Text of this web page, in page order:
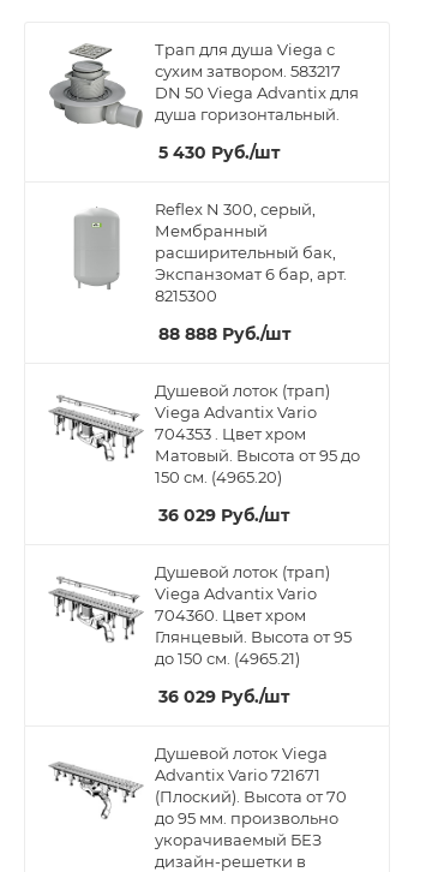
Трап для душа Viega с
сухим затвором. 583217
DN 50 Viega Advantix для
душа горизонтальный.
5 430 Руб./шт
Reflex N 300, серый,
Мембранный
расширительный бак,
Экспанзомат 6 бар, арт.
8215300
88 888 Руб./шт
Душевой лоток (трап)
Viega Advantix Vario
704353 . Цвет хром
Матовый. Высота от 95 до
150 см. (4965.20)
36 029 Руб./шт
Душевой лоток (трап)
Viega Advantix Vario
704360. Цвет хром
Глянцевый. Высота от 95
до 150 см. (4965.21)
36 029 Руб./шт
Душевой лоток Viega
Advantix Vario 721671
(Плоский). Высота от 70
до 95 мм. произвольно
укорачиваемый БЕЗ
дизайн-решетки в